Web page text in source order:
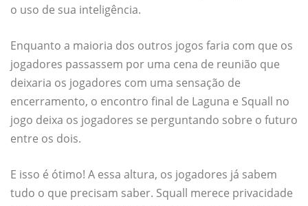
o uso de sua inteligência.
Enquanto a maioria dos outros jogos faria com que os
jogadores passassem por uma cena de reunião que
deixaria os jogadores com uma sensação de
encerramento, o encontro final de Laguna e Squall no
jogo deixa os jogadores se perguntando sobre o futuro
entre os dois.
E isso é ótimo! A essa altura, os jogadores já sabem
tudo o que precisam saber. Squall merece privacidade